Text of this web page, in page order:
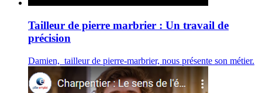
Tailleur de pierre marbrier : Un travail de
précision
Damien, tailleur de pierre-marbrier, nous présente son métier.